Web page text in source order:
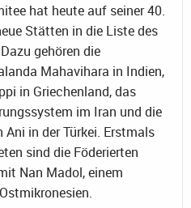
hat heute auf seiner 40.
Stätten in die Liste des
gehören die
Mahavihara in Indien,
in Griechenland, das
im Iran und die
in der Türkei. Erstmals
sind die Föderierten
Nan Madol, einem